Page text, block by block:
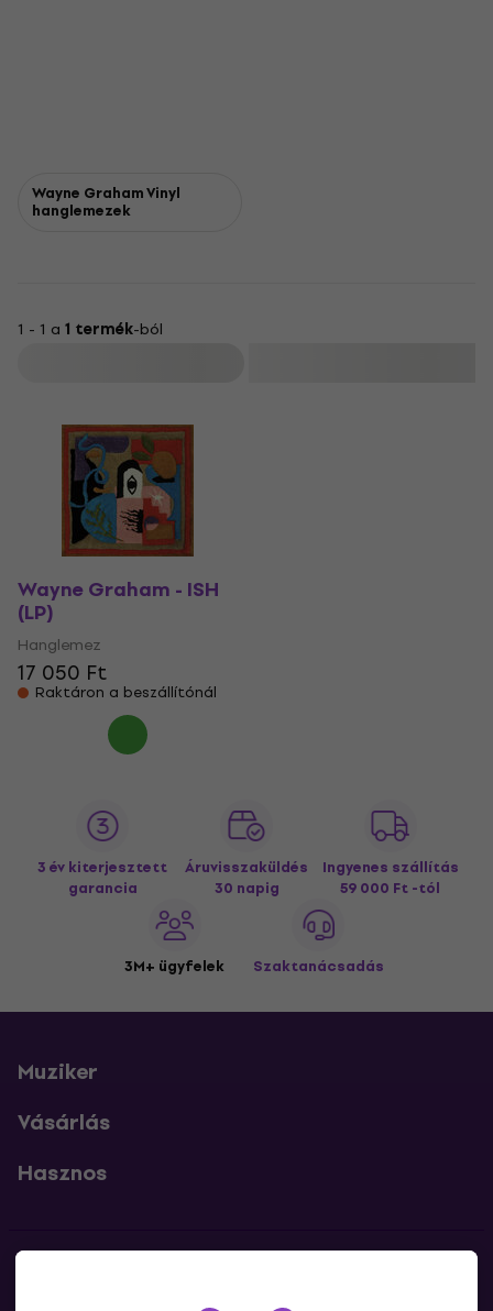
Wayne Graham Vinyl
hanglemezek
1 - 1 a 1 termék-ból
Wayne Graham - ISH
(LP)
Hanglemez
17 050 Ft
Raktáron a beszállítónál
3 év kiterjesztett
garancia
Áruvisszaküldés
30 napig
Ingyenes szállítás
59 000 Ft -tól
3M+ ügyfelek Szaktanácsadás
Muziker
Vásárlás
Hasznos